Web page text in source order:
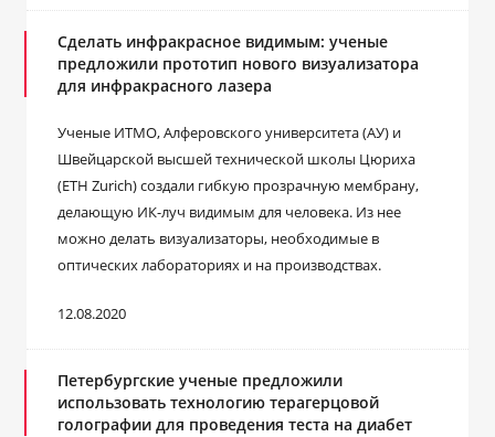
Сделать инфракрасное видимым: ученые
предложили прототип нового визуализатора
для инфракрасного лазера
Ученые ИТМО, Алферовского университета (АУ) и
Швейцарской высшей технической школы Цюриха
(ETH Zurich) создали гибкую прозрачную мембрану,
делающую ИК-луч видимым для человека. Из нее
можно делать визуализаторы, необходимые в
оптических лабораториях и на производствах.
12.08.2020
Петербургские ученые предложили
использовать технологию терагерцовой
голографии для проведения теста на диабет